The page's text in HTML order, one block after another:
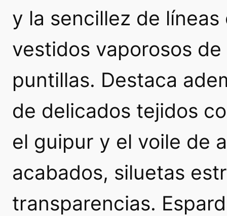
y la sencillez de
vestidos vaporosos
puntillas. Destaca
de delicados tejidos
el guipur y el voile de
acabados, siluetas
transparencias.